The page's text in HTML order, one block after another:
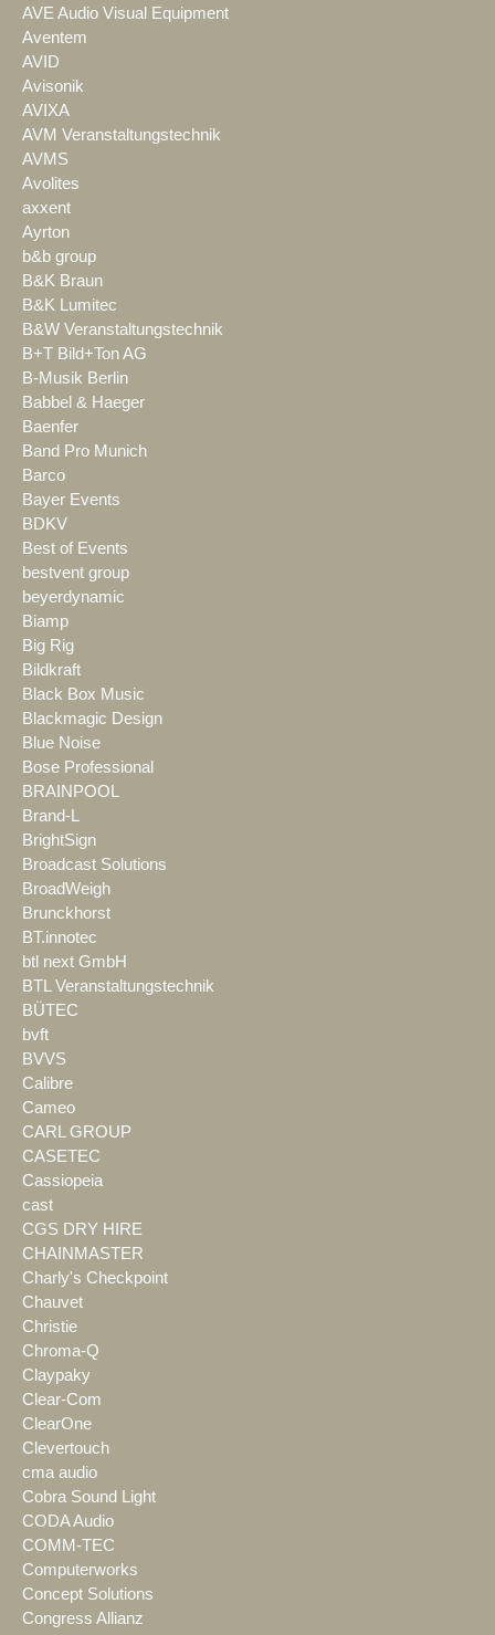
AVE Audio Visual Equipment
Aventem
AVID
Avisonik
AVIXA
AVM Veranstaltungstechnik
AVMS
Avolites
axxent
Ayrton
b&b group
B&K Braun
B&K Lumitec
B&W Veranstaltungstechnik
B+T Bild+Ton AG
B-Musik Berlin
Babbel & Haeger
Baenfer
Band Pro Munich
Barco
Bayer Events
BDKV
Best of Events
bestvent group
beyerdynamic
Biamp
Big Rig
Bildkraft
Black Box Music
Blackmagic Design
Blue Noise
Bose Professional
BRAINPOOL
Brand-L
BrightSign
Broadcast Solutions
BroadWeigh
Brunckhorst
BT.innotec
btl next GmbH
BTL Veranstaltungstechnik
BÜTEC
bvft
BVVS
Calibre
Cameo
CARL GROUP
CASETEC
Cassiopeia
cast
CGS DRY HIRE
CHAINMASTER
Charly's Checkpoint
Chauvet
Christie
Chroma-Q
Claypaky
Clear-Com
ClearOne
Clevertouch
cma audio
Cobra Sound Light
CODA Audio
COMM-TEC
Computerworks
Concept Solutions
Congress Allianz